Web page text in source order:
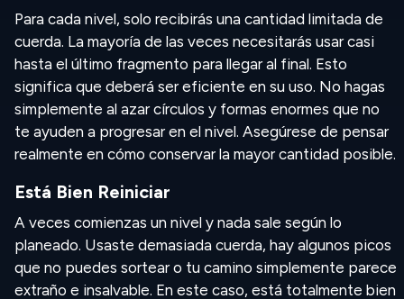
Para cada nivel, solo recibirás una cantidad limitada de
cuerda. La mayoría de las veces necesitarás usar casi
hasta el último fragmento para llegar al final. Esto
significa que deberá ser eficiente en su uso. No hagas
simplemente al azar círculos y formas enormes que no
te ayuden a progresar en el nivel. Asegúrese de pensar
realmente en cómo conservar la mayor cantidad posible.
Está Bien Reiniciar
A veces comienzas un nivel y nada sale según lo
planeado. Usaste demasiada cuerda, hay algunos picos
que no puedes sortear o tu camino simplemente parece
extraño e insalvable. En este caso, está totalmente bien